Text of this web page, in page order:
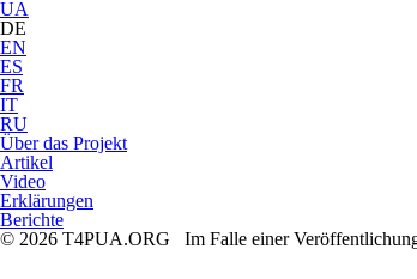
UA
DE
EN
ES
FR
IT
RU
Über das Projekt
Artikel
Video
Erklärungen
Berichte
© 2026 T4PUA.ORG Im Falle einer